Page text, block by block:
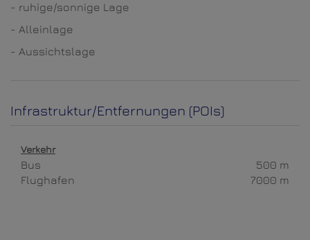
- ruhige/sonnige Lage
- Alleinlage
- Aussichtslage
Infrastruktur/Entfernungen (POIs)
Verkehr
Bus
500 m
Flughafen
7000 m